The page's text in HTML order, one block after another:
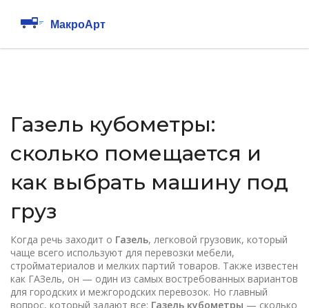
Газель кубометры:
сколько помещается и
как выбрать машину под
груз
Когда речь заходит о Газель, легковой грузовик, который
чаще всего используют для перевозки мебели,
стройматериалов и мелких партий товаров. Также известен
как ГАЗель, он — один из самых востребованных вариантов
для городских и межгородских перевозок. Но главный
вопрос, который задают все: Газель кубометры — сколько